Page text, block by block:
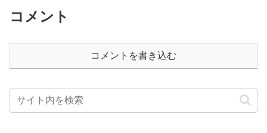
コメント
コメントを書き込む